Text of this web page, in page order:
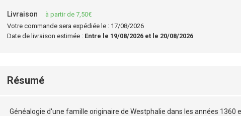
Livraison
à partir de 7,50€
Votre commande sera expédiée le : 17/08/2026
Date de livraison estimée : Entre le 19/08/2026 et le 20/08/2026
Résumé
Généalogie d'une famille originaire de Westphalie dans les années 1360